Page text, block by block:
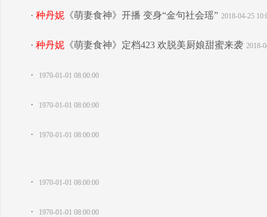
· 种丹妮 《萌妻食神》开播 变身“金句社会瑶” 2018-04-25
· 种丹妮 《萌妻食神》定档423 欢脱美厨娘甜蜜来袭 2018-
· 1970-01-01 08:00:00
· 1970-01-01 08:00:00
· 1970-01-01 08:00:00
· 1970-01-01 08:00:00
· 1970-01-01 08:00:00